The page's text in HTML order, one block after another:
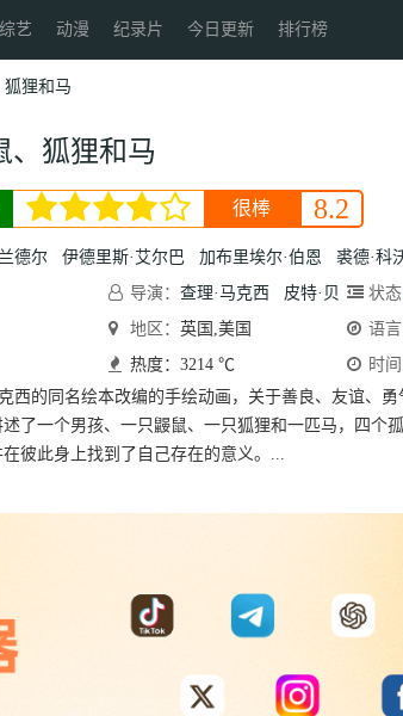
综艺 动漫 纪录片 今日更新 排行榜
狐狸和马
、狐狸和马
很棒 8.2
德尔 伊德里斯·艾尔巴 加布里埃尔·伯恩
裘德·科
导演： 查理·马克西
皮特·贝
恩顿
状态
地区： 英国,美国 语言
热度：3214 ℃ 时间
西的同名绘本改编的手绘动画，关于善良、友谊、
了一个男孩、一只鼹鼠、一只狐狸和一匹马，四个
彼此身上找到了自己存在的意义。...